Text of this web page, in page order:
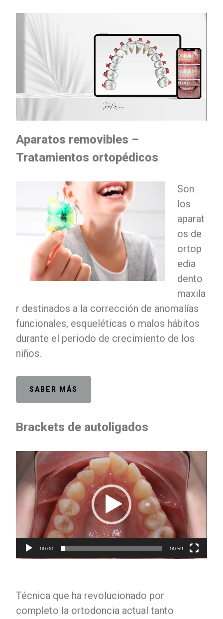
Aparatos removibles –
Tratamientos ortopédicos
Son
los
aparat
os de
ortop
edia
dento
maxila
r destinados a la corrección de anomalías
funcionales, esqueléticas o malos hábitos
durante el periodo de crecimiento de los
niños.
SABER MÁS
Brackets de autoligados
Reproductor
de
vídeo
00:00 00:59
Técnica que ha revolucionado por
completo la ortodoncia actual tanto